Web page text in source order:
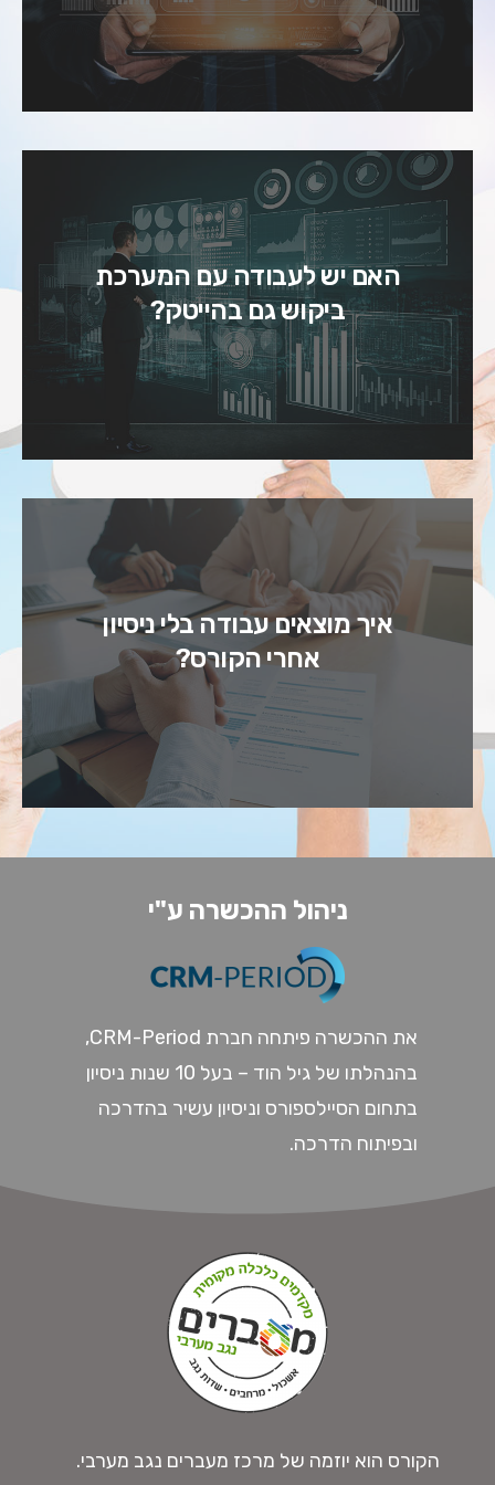
האם יש לעבודה עם המערכת
ביקוש גם בהייטק?
כן, ישנן חברות הייטק רבות שמשתמשות
במערכת Salesforce.
איך מוצאים עבודה בלי ניסיון
אחרי הקורס?
ניסיון הוא משמעותי ולכן הקורס משלב
גם התמחות מעשית של חודשיים בארגון
שעובד עם המערכת, כדי לאפשר לכם
לצבור ניסיון אמיתי.
ניהול ההכשרה ע"י
את ההכשרה פיתחה חברת CRM-Period,
בהנהלתו של גיל הוד – בעל 10 שנות ניסיון
בתחום הסיילספורס וניסיון עשיר בהדרכה
ובפיתוח הדרכה.
הקורס הוא יוזמה של מרכז מעברים נגב מערבי.